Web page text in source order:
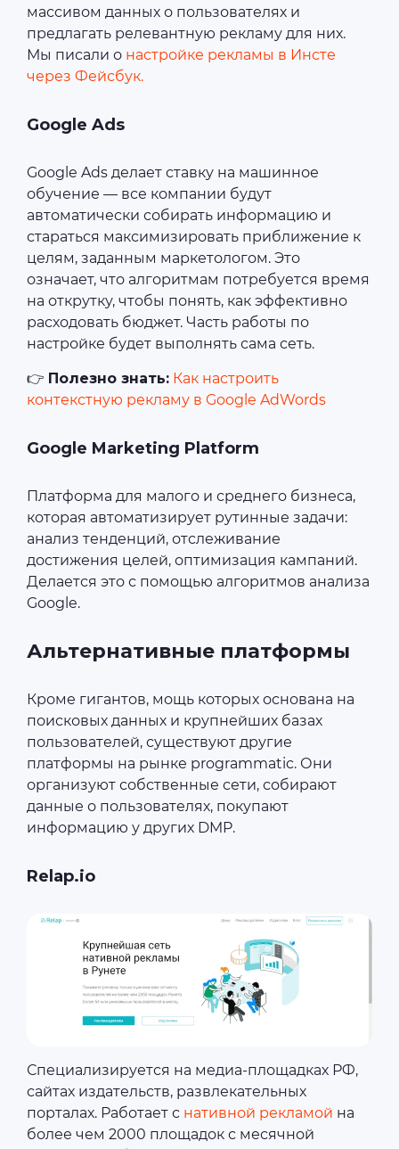
массивом данных о пользователях и
предлагать релевантную рекламу для них.
Мы писали о настройке рекламы в Инсте
через Фейсбук.
Google Ads
Google Ads делает ставку на машинное
обучение — все компании будут
автоматически собирать информацию и
стараться максимизировать приближение к
целям, заданным маркетологом. Это
означает, что алгоритмам потребуется время
на открутку, чтобы понять, как эффективно
расходовать бюджет. Часть работы по
настройке будет выполнять сама сеть.
👉 Полезно знать: Как настроить
контекстную рекламу в Google AdWords
Google Marketing Platform
Платформа для малого и среднего бизнеса,
которая автоматизирует рутинные задачи:
анализ тенденций, отслеживание
достижения целей, оптимизация кампаний.
Делается это с помощью алгоритмов анализа
Google.
Альтернативные платформы
Кроме гигантов, мощь которых основана на
поисковых данных и крупнейших базах
пользователей, существуют другие
платформы на рынке programmatic. Они
организуют собственные сети, собирают
данные о пользователях, покупают
информацию у других DMP.
Relap.io
Специализируется на медиа-площадках РФ,
сайтах издательств, развлекательных
порталах. Работает с нативной рекламой на
более чем 2000 площадок с месячной